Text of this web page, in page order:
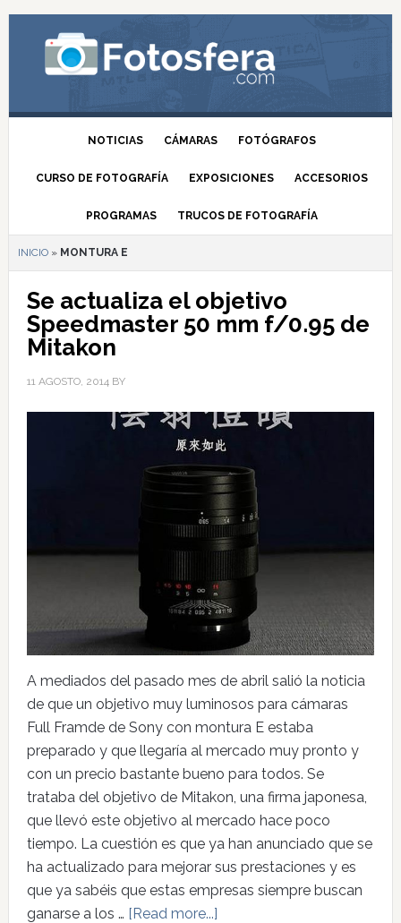
NOTICIAS CÁMARAS FOTÓGRAFOS
CURSO DE FOTOGRAFÍA EXPOSICIONES ACCESORIOS
PROGRAMAS TRUCOS DE FOTOGRAFÍA
INICIO» MONTURA E
Se actualiza el objetivo
Speedmaster 50 mm f/0.95 de
Mitakon
11 AGOSTO, 2014BY
A mediados del pasado mes de abril salió la noticia
de que un objetivo muy luminosos para cámaras
Full Framde de Sony con montura E estaba
preparado y que llegaría al mercado muy pronto y
con un precio bastante bueno para todos. Se
trataba del objetivo de Mitakon, una firma japonesa,
que llevó este objetivo al mercado hace poco
tiempo. La cuestión es que ya han anunciado que se
ha actualizado para mejorar sus prestaciones y es
que ya sabéis que estas empresas siempre buscan
ganarse a los … [Read more...]